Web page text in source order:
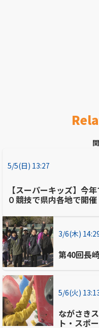
5/5(日) 13:27
【スーパーキッズ】今
０競技で県内各地で開催
3/6(木)
第40回長
5/6(火)
ながさき
ト・スポ